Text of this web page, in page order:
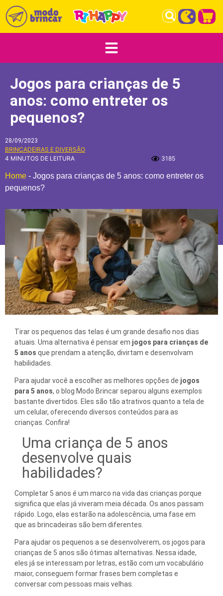
Jogos para crianças de 5
anos: como entreter os
pequenos?
28/09/2023
BRINCADEIRAS E DIVERSÃO
4 MINUTOS DE LEITURA
3185
Home - Jogos para crianças de 5 anos: como entreter os
pequenos?
Tirar os pequenos das telas é um grande desafio nos dias
atuais. Uma alternativa é pensar em jogos para crianças de
5 anos que prendam a atenção, divirtam e desenvolvam
habilidades.
Para ajudar você a escolher as melhores opções de jogos
para 5 anos, o blog Modo Brincar separou alguns exemplos
bastante divertidos. Eles são tão atrativos quanto a tela de
um celular, oferecendo diversos conteúdos para as
crianças. Confira!
Uma criança de 5 anos
desenvolve quais
habilidades?
Completar 5 anos é um marco na vida das crianças porque
significa que elas já viveram meia década. Os anos passam
rápido. Logo, elas estarão na adolescência, uma fase em
que as brincadeiras são bem diferentes.
Para ajudar os pequenos a se desenvolverem, os jogos para
crianças de 5 anos são ótimas alternativas. Nessa idade,
eles já se interessam por letras, estão com um vocabulário
maior, conseguem formar frases bem completas e
conversar com pessoas mais velhas.